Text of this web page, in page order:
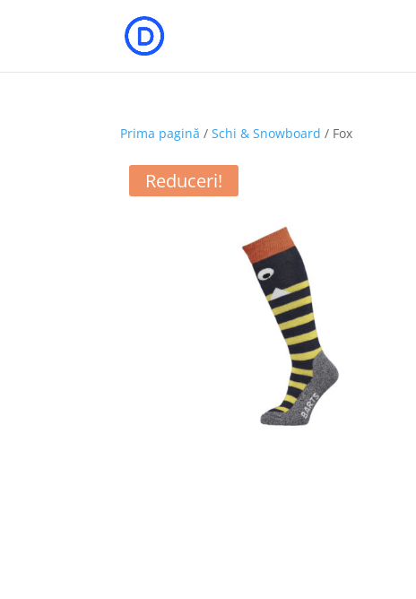
Prima pagină /Schi & Snowboard / Fox
Reduceri!